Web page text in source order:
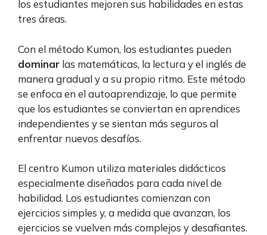
los estudiantes mejoren sus habilidades en estas
tres áreas.
Con el método Kumon, los estudiantes pueden
dominar las matemáticas, la lectura y el inglés de
manera gradual y a su propio ritmo. Este método
se enfoca en el autoaprendizaje, lo que permite
que los estudiantes se conviertan en aprendices
independientes y se sientan más seguros al
enfrentar nuevos desafíos.
El centro Kumon utiliza materiales didácticos
especialmente diseñados para cada nivel de
habilidad. Los estudiantes comienzan con
ejercicios simples y, a medida que avanzan, los
ejercicios se vuelven más complejos y desafiantes.